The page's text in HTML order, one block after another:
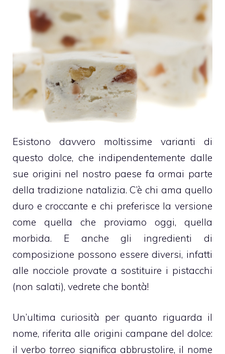
Esistono davvero moltissime varianti di
questo dolce, che indipendentemente dalle
sue origini nel nostro paese fa ormai parte
della tradizione natalizia. C’è chi ama quello
duro e croccante e chi preferisce la versione
come quella che proviamo oggi, quella
morbida. E anche gli ingredienti di
composizione possono essere diversi, infatti
alle nocciole provate a sostituire i pistacchi
(non salati), vedrete che bontà!
Un’ultima curiosità per quanto riguarda il
nome, riferita alle origini campane del dolce:
il verbo torreo significa abbrustolire, il nome